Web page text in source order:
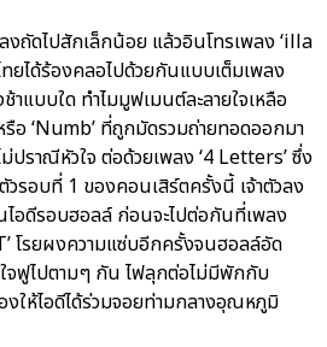
ถัดไปสักเล็กน้อย แล้วอินโทรเพลง ‘illa
ยได้ร้องคลอไปด้วยกันแบบเต็มเพลง
าแบบใด ทำไมมูฟเมนต์ละลายใจเหลือ
หรือ ‘Numb’ ที่ถูกมัดรวมถ่ายทอดออกมา
ปราณีหัวใจ ต่อด้วยเพลง ‘4 Letters’ ซึ่ง
รอบที่ 1 ของคอนเสิร์ตครั้งนี้ เจ้าตัวลง
ไอดีรอบฮอลล์ ก่อนจะไปต่อกันที่เพลง
โรยผงความแซ่บอีกครั้งจนฮอลล์อัด
จฟูไปตามๆ กัน ไฟลุกต่อไม่มีพักกับ
ให้ไอดีได้ร่วมจอยท่ามกลางอุณหภูมิ